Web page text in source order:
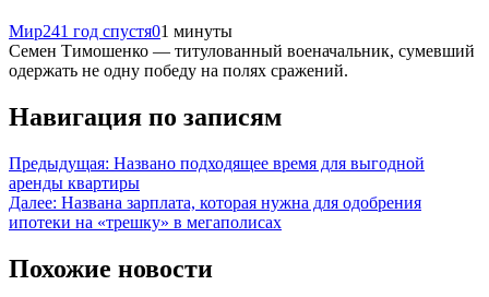
Мир241 год спустя01 минуты
Семен Тимошенко — титулованный военачальник, сумевший
одержать не одну победу на полях сражений.
Навигация по записям
Предыдущая: Названо подходящее время для выгодной
аренды квартиры
Далее: Названа зарплата, которая нужна для одобрения
ипотеки на «трешку» в мегаполисах
Похожие новости